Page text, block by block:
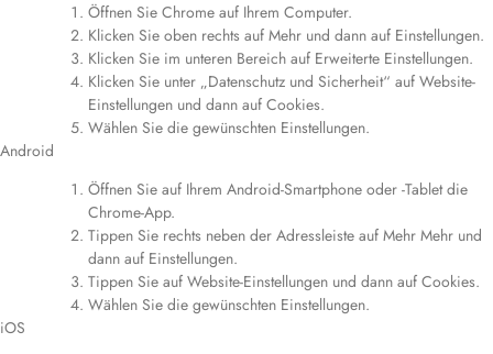
Öffnen Sie Chrome auf Ihrem Computer.
Klicken Sie oben rechts auf Mehr und dann auf Einstellungen.
Klicken Sie im unteren Bereich auf Erweiterte Einstellungen.
Klicken Sie unter „Datenschutz und Sicherheit“ auf Website-
Einstellungen und dann auf Cookies.
Wählen Sie die gewünschten Einstellungen.
Android
Öffnen Sie auf Ihrem Android-Smartphone oder -Tablet die
Chrome-App.
Tippen Sie rechts neben der Adressleiste auf Mehr Mehr und
dann auf Einstellungen.
Tippen Sie auf Website-Einstellungen und dann auf Cookies.
Wählen Sie die gewünschten Einstellungen.
iOS